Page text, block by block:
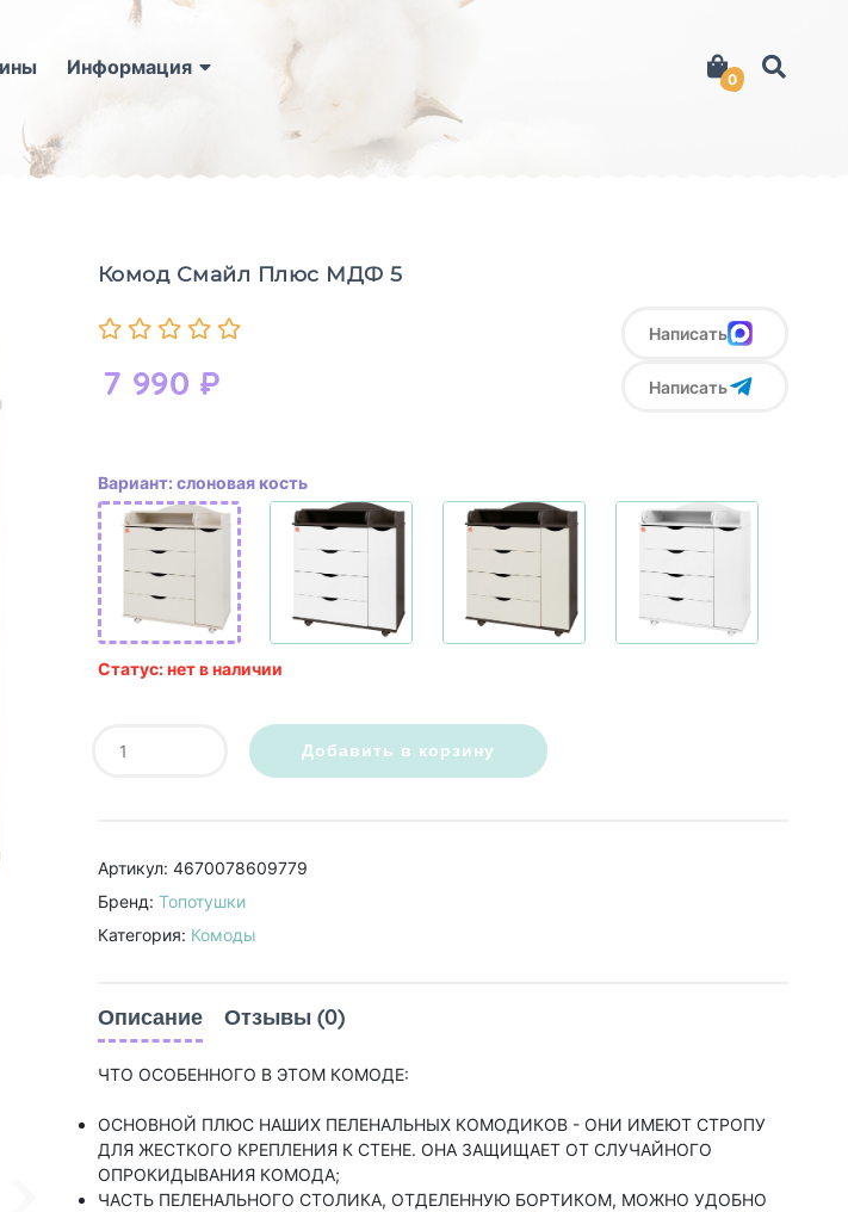
Информация
0
Комод Смайл Плюс МДФ 5
7 990 ₽
Написать
Написать
Вариант: слоновая кость
Статус: нет в наличии
Добавить в корзину
Артикул: 4670078609779
Бренд: Топотушки
Категория: Комоды
Описание Отзывы (0)
ЧТО ОСОБЕННОГО В ЭТОМ КОМОДЕ:
ОСНОВНОЙ ПЛЮС НАШИХ ПЕЛЕНАЛЬНЫХ КОМОДИКОВ - ОНИ ИМЕЮТ СТРОПУ
ДЛЯ ЖЕСТКОГО КРЕПЛЕНИЯ К СТЕНЕ. ОНА ЗАЩИЩАЕТ ОТ СЛУЧАЙНОГО
ОПРОКИДЫВАНИЯ КОМОДА;
ЧАСТЬ ПЕЛЕНАЛЬНОГО СТОЛИКА, ОТДЕЛЕННУЮ БОРТИКОМ, МОЖНО УДОБНО